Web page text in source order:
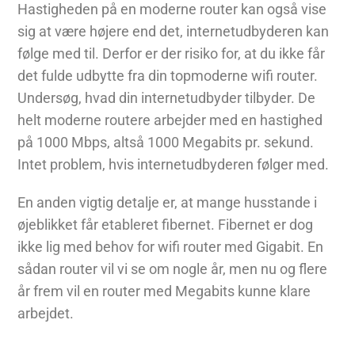
Hastigheden på en moderne router kan også vise
sig at være højere end det, internetudbyderen kan
følge med til. Derfor er der risiko for, at du ikke får
det fulde udbytte fra din topmoderne wifi router.
Undersøg, hvad din internetudbyder tilbyder. De
helt moderne routere arbejder med en hastighed
på 1000 Mbps, altså 1000 Megabits pr. sekund.
Intet problem, hvis internetudbyderen følger med.
En anden vigtig detalje er, at mange husstande i
øjeblikket får etableret fibernet. Fibernet er dog
ikke lig med behov for wifi router med Gigabit. En
sådan router vil vi se om nogle år, men nu og flere
år frem vil en router med Megabits kunne klare
arbejdet.